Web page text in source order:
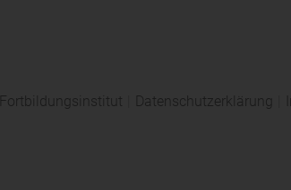
Fortbildungsinstitut Datenschutzerklärung